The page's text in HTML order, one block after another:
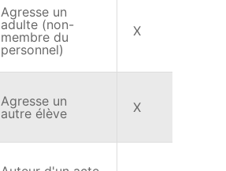
Agresse un
adulte (non-
membre du
personnel)
X
Agresse un
autre élève
X